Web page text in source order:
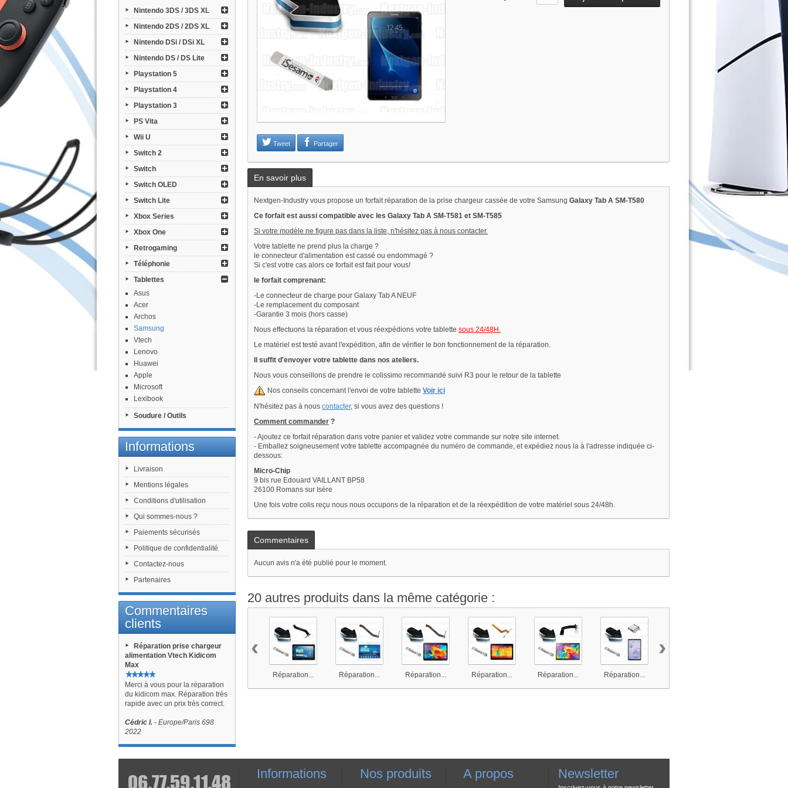
Nintendo 3DS / 3DS XL
Nintendo 2DS / 2DS XL
Nintendo DSi / DSi XL
Nintendo DS / DS Lite
Playstation 5
Playstation 4
Playstation 3
PS Vita
Wii U
Switch 2
Switch
Switch OLED
Switch Lite
Xbox Series
Xbox One
Retrogaming
Téléphonie
Tablettes
Asus
Acer
Archos
Samsung
Vtech
Lenovo
Huawei
Apple
Microsoft
Lexibook
Soudure / Outils
Informations
Livraison
Mentions légales
Conditions d'utilisation
Qui sommes-nous ?
Paiements sécurisés
Politique de confidentialité
Contactez-nous
Partenaires
Commentaires
clients
Réparation prise chargeur
alimentation Vtech Kidicom
Max
Merci à vous pour la réparation
du kidicom max. Réparation très
rapide avec un prix très correct.
Cédric I. - Europe/Paris 698
2022
Tweet Partager
En savoir plus
Nextgen-Industry vous propose un forfait réparation de la prise chargeur cassée de votre Samsung Galaxy Tab A SM-T580
Ce forfait est aussi compatible avec les Galaxy Tab A SM-T581 et SM-T585
Si votre modèle ne figure pas dans la liste, n'hésitez pas à nous contacter.
Votre tablette ne prend plus la charge ?
le connecteur d'alimentation est cassé ou endommagé ?
Si c'est votre cas alors ce forfait est fait pour vous!
le forfait comprenant:
-Le connecteur de charge pour Galaxy Tab A NEUF
-Le remplacement du composant
-Garantie 3 mois (hors casse)
Nous effectuons la réparation et vous réexpédions votre tablette sous 24/48H.
Le matériel est testé avant l'expédition, afin de vérifier le bon fonctionnement de la réparation.
Il suffit d'envoyer votre tablette dans nos ateliers.
Nous vous conseillons de prendre le colissimo recommandé suivi R3 pour le retour de la tablette
Nos conseils concernant l'envoi de votre tablette Voir ici
N'hésitez pas à nous contacter, si vous avez des questions !
Comment commander ?
- Ajoutez ce forfait réparation dans votre panier et validez votre commande sur notre site internet.
- Emballez soigneusement votre tablette accompagnée du numéro de commande, et expédiez nous la à l'adresse indiquée ci-
dessous:
Micro-Chip
9 bis rue Edouard VAILLANT BP58
26100 Romans sur Isère
Une fois votre colis reçu nous nous occupons de la réparation et de la réexpédition de votre matériel sous 24/48h.
Commentaires
Aucun avis n'a été publié pour le moment.
20 autres produits dans la même catégorie :
Réparation... Réparation... Réparation... Réparation... Réparation... Réparation...
‹ ›
Informations Nos produits A propos Newsletter